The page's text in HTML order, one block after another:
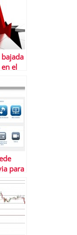
el
de
para
de la